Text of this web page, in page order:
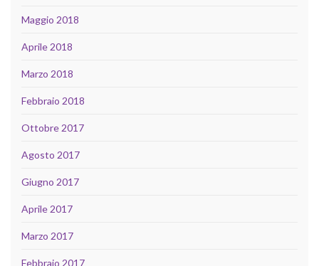
Maggio 2018
Aprile 2018
Marzo 2018
Febbraio 2018
Ottobre 2017
Agosto 2017
Giugno 2017
Aprile 2017
Marzo 2017
Febbraio 2017